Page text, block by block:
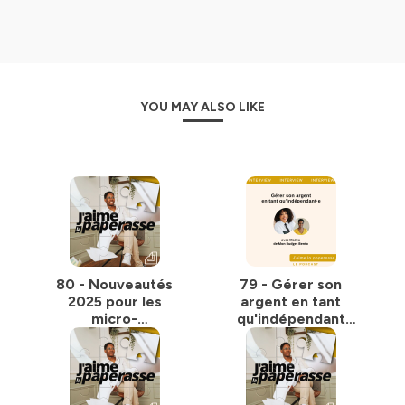
Formation “Conduire un projet de création de micro-
entreprise” (éligible au CPF)
Inscrivez-vous à la newsletter J'aime la paperasse
confidentialitepour plus d'informations.
YOU MAY ALSO LIKE
80 - Nouveautés
2025 pour les
micro-
entrepreneurs : ce
qu'il ne fallait pas
rater
79 - Gérer son
argent en tant
qu'indépendant
avec Maeva de Mon
Budget Bento